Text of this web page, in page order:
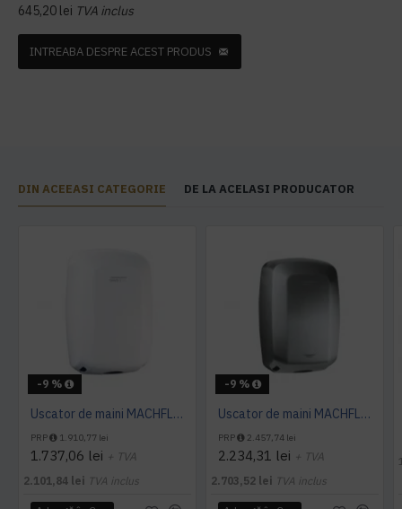
645,20 lei TVA inclus
INTREABA DESPRE ACEST PRODUS
DIN ACEEASI CATEGORIE DE LA ACELASI PRODUCATOR
-9 %
Uscator de maini MACHFLOW, gama Eco, actionare cu senzor, Mediclinics
PRP 1.910,77 lei
1.737,06 lei + TVA
2.101,84 lei TVA inclus
-9 %
Uscator de maini MACHFLOW, actionare cu senzor, gama ECO, Mediclinics
PRP 2.457,74 lei
2.234,31 lei + TVA
2.703,52 lei TVA inclus